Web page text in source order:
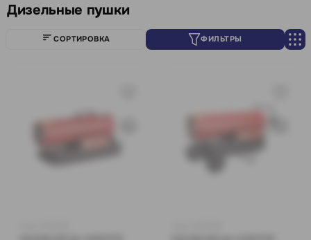
Дизельные пушки
СОРТИРОВКА ФИЛЬТРЫ